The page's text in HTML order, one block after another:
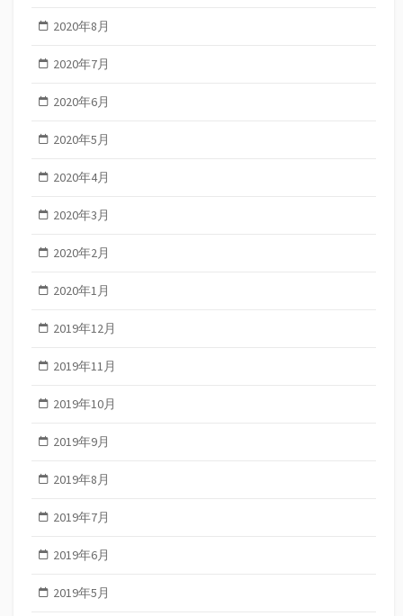
2020年8月
2020年7月
2020年6月
2020年5月
2020年4月
2020年3月
2020年2月
2020年1月
2019年12月
2019年11月
2019年10月
2019年9月
2019年8月
2019年7月
2019年6月
2019年5月